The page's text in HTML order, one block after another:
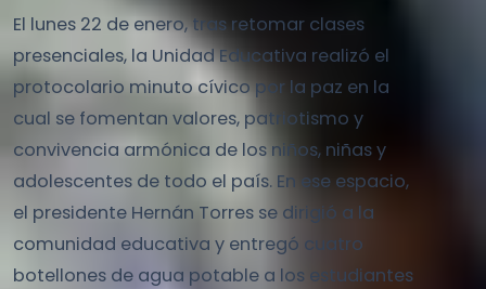
El lunes 22 de enero, tras retomar clases
presenciales, la Unidad Educativa realizó el
protocolario minuto cívico por la paz en la
cual se fomentan valores, patriotismo y
convivencia armónica de los niños, niñas y
adolescentes de todo el país. En ese espacio,
el presidente Hernán Torres se dirigió a la
comunidad educativa y entregó cuatro
botellones de agua potable a los estudiantes